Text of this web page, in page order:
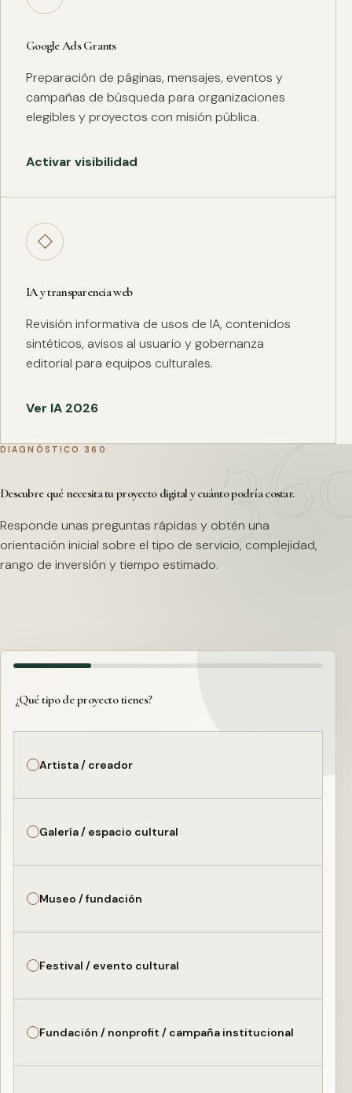
Google Ads Grants
Preparación de páginas, mensajes, eventos y
campañas de búsqueda para organizaciones
elegibles y proyectos con misión pública.
Activar visibilidad
◇
IA y transparencia web
Revisión informativa de usos de IA, contenidos
sintéticos, avisos al usuario y gobernanza
editorial para equipos culturales.
Ver IA 2026
DIAGNÓSTICO 360
Descubre qué necesita tu proyecto digital y cuánto podría costar.
Responde unas preguntas rápidas y obtén una
orientación inicial sobre el tipo de servicio, complejidad,
rango de inversión y tiempo estimado.
¿Qué tipo de proyecto tienes?
Artista / creador
Galería / espacio cultural
Museo / fundación
Festival / evento cultural
Fundación / nonprofit / campaña institucional